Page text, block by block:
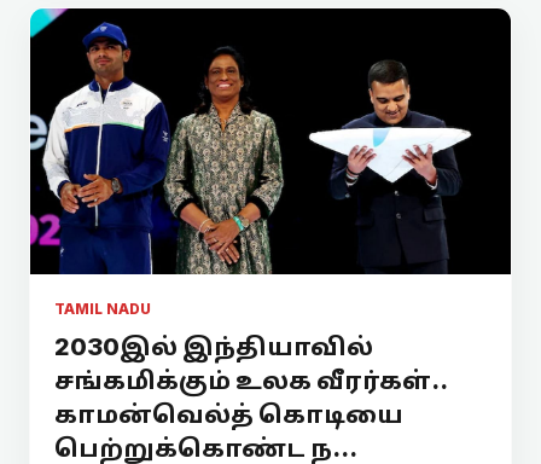
TAMIL NADU
2030இல் இந்தியாவில்
சங்கமிக்கும் உலக வீரர்கள்..
காமன்வெல்த் கொடியை
பெற்றுக்கொண்ட ந...